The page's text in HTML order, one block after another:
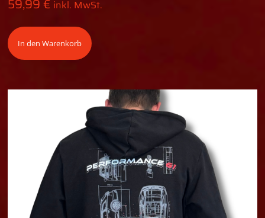
59,99€ inkl. MwSt.
In den Warenkorb